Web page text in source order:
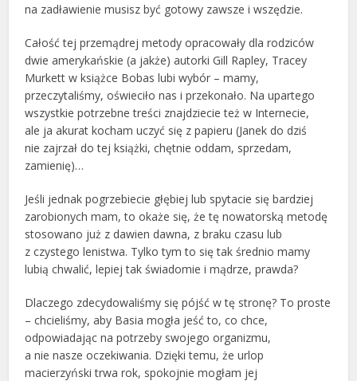
na zadławienie musisz być gotowy zawsze i wszędzie.
Całość tej przemądrej metody opracowały dla rodziców
dwie amerykańskie (a jakże) autorki Gill Rapley, Tracey
Murkett w książce Bobas lubi wybór – mamy,
przeczytaliśmy, oświeciło nas i przekonało. Na upartego
wszystkie potrzebne treści znajdziecie też w Internecie,
ale ja akurat kocham uczyć się z papieru (Janek do dziś
nie zajrzał do tej książki, chętnie oddam, sprzedam,
zamienię)…
Jeśli jednak pogrzebiecie głębiej lub spytacie się bardziej
zarobionych mam, to okaże się, że tę nowatorską metodę
stosowano już z dawien dawna, z braku czasu lub
z czystego lenistwa. Tylko tym to się tak średnio mamy
lubią chwalić, lepiej tak świadomie i mądrze, prawda?
Dlaczego zdecydowaliśmy się pójść w tę stronę? To proste
– chcieliśmy, aby Basia mogła jeść to, co chce,
odpowiadając na potrzeby swojego organizmu,
a nie nasze oczekiwania. Dzięki temu, że urlop
macierzyński trwa rok, spokojnie mogłam jej